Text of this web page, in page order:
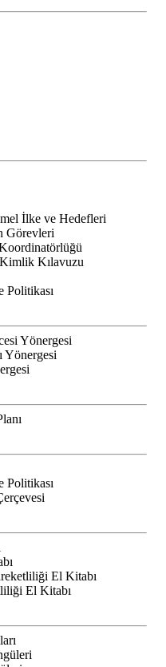
İlke ve Hedefleri
Görevleri
Kılavuzu
Politikası
Yönergesi
Yönergesi
Politikası
El Kitabı
El Kitabı